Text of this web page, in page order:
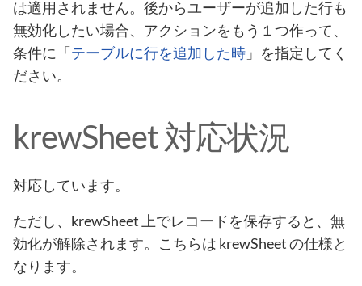
は適用されません。後からユーザーが追加した行も
無効化したい場合、アクションをもう１つ作って、
条件に「テーブルに行を追加した時 」を指定してく
ださい。
krewSheet 対応状況
対応しています。
ただし、krewSheet 上でレコードを保存すると、無
効化が解除されます。こちらは krewSheet の仕様と
なります。